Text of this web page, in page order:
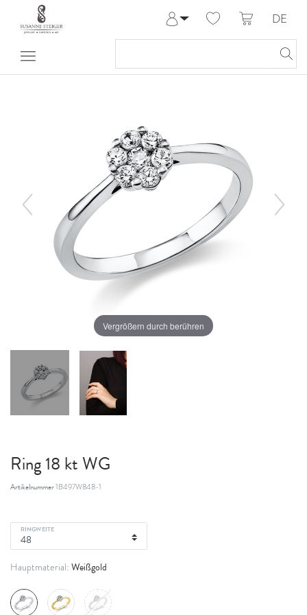
Anmelden
Meine Bestellungen
DE
Vergrößern durch berühren
Ring 18 kt WG
Artikelnummer1B497W848-1
RINGWEITE
Hauptmaterial: Weißgold